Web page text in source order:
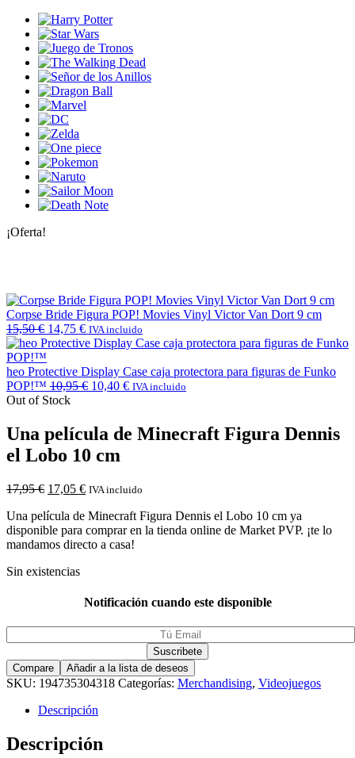
¡Oferta!
Corpse Bride Figura POP! Movies Vinyl Victor Van Dort 9 cm
15,50€ 14,75 € IVA incluido
heo Protective Display Case caja protectora para figuras de Funko
POP!™ 10,95€ 10,40 € IVA incluido
Out of Stock
Una película de Minecraft Figura Dennis
el Lobo 10 cm
17,95€ 17,05 € IVA incluido
Una película de Minecraft Figura Dennis el Lobo 10 cm ya
disponible para comprar en la tienda online de Market PVP. ¡te lo
mandamos directo a casa!
Sin existencias
Notificación cuando este disponible
Compare Añadir a la lista de deseos
SKU: 194735304318 Categorías: Merchandising, Videojuegos
Descripción
Descripción